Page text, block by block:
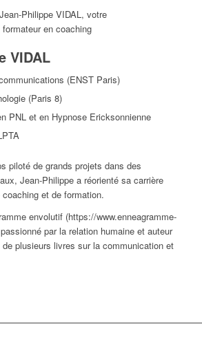
VIDAL
(ENST Paris)
(Paris 8)
PNL et en Hypnose Ericksonnienne
piloté de grands projets dans des
Jean-Philippe a réorienté sa carrière
et de formation.
envolutif (https://www.enneagramme-
par la relation humaine et auteur
plusieurs livres sur la communication et